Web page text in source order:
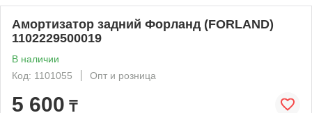
Амортизатор задний Форланд (FORLAND)
1102229500019
В наличии
Код: 1101055
Опт и розница
5 600 ₸